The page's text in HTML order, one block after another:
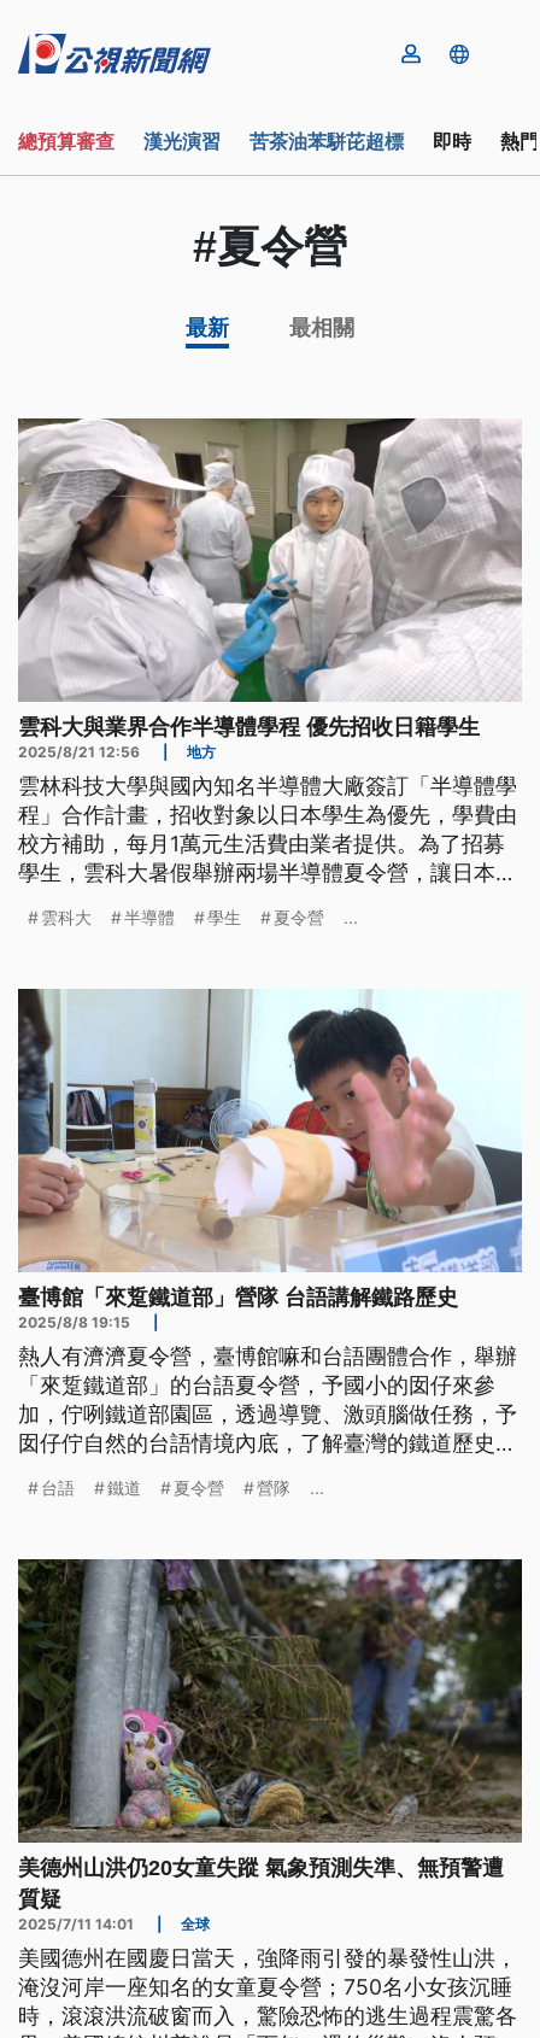
總預算審查 漢光演習 苦茶油苯駢芘超標 即時 熱
#夏令營
最新 最相關
雲科大與業界合作半導體學程 優先招收日籍學生
2025/8/21 12:56 地方
雲林科技大學與國內知名半導體大廠簽訂「半導體學
程」合作計畫，招收對象以日本學生為優先，學費由
校方補助，每月1萬元生活費由業者提供。為了招募
學生，雲科大暑假舉辦兩場半導體夏令營，讓日本高
示，將保握機會申請來台就讀半導體專班。
雲科大 半導體 學生 夏令營 ...
臺博館「來踅鐵道部」營隊 台語講解鐵路歷史
2025/8/8 19:15
熱人有濟濟夏令營，臺博館嘛和台語團體合作，舉辦
「來踅鐵道部」的台語夏令營，予國小的囡仔來參
加，佇咧鐵道部園區，透過導覽、激頭腦做任務，予
囡仔佇自然的台語情境內底，了解臺灣的鐵道歷史、
濟物件，嘛真趣味。（新聞標題、導言及內文皆為台
台語 鐵道 夏令營 營隊 ...
美德州山洪仍20女童失蹤 氣象預測失準、無預警遭
質疑
2025/7/11 14:01 全球
美國德州在國慶日當天，強降雨引發的暴發性山洪，
淹沒河岸一座知名的女童夏令營；750名小女孩沉睡
時，滾滾洪流破窗而入，驚險恐怖的逃生過程震驚各